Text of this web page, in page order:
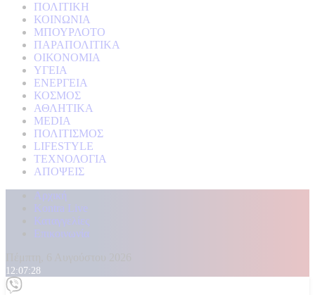
ΠΟΛΙΤΙΚΗ
ΚΟΙΝΩΝΙΑ
ΜΠΟΥΡΛΟΤΟ
ΠΑΡΑΠΟΛΙΤΙΚΑ
ΟΙΚΟΝΟΜΙΑ
ΥΓΕΙΑ
ΕΝΕΡΓΕΙΑ
ΚΟΣΜΟΣ
ΑΘΛΗΤΙΚΑ
MEDIA
ΠΟΛΙΤΙΣΜΟΣ
LIFESTYLE
ΤΕΧΝΟΛΟΓΙΑ
ΑΠΟΨΕΙΣ
Αρχική
Kontra Live
Καταγγελίες
Επικοινωνία
12:07:30